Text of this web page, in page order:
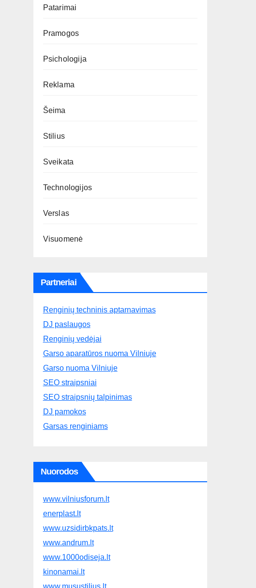
Patarimai
Pramogos
Psichologija
Reklama
Šeima
Stilius
Sveikata
Technologijos
Verslas
Visuomenė
Partneriai
Renginių techninis aptarnavimas
DJ paslaugos
Renginių vedėjai
Garso aparatūros nuoma Vilniuje
Garso nuoma Vilniuje
SEO straipsniai
SEO straipsnių talpinimas
DJ pamokos
Garsas renginiams
Nuorodos
www.vilniusforum.lt
enerplast.lt
www.uzsidirbkpats.lt
www.andrum.lt
www.1000odiseja.lt
kinonamai.lt
www.musustilius.lt